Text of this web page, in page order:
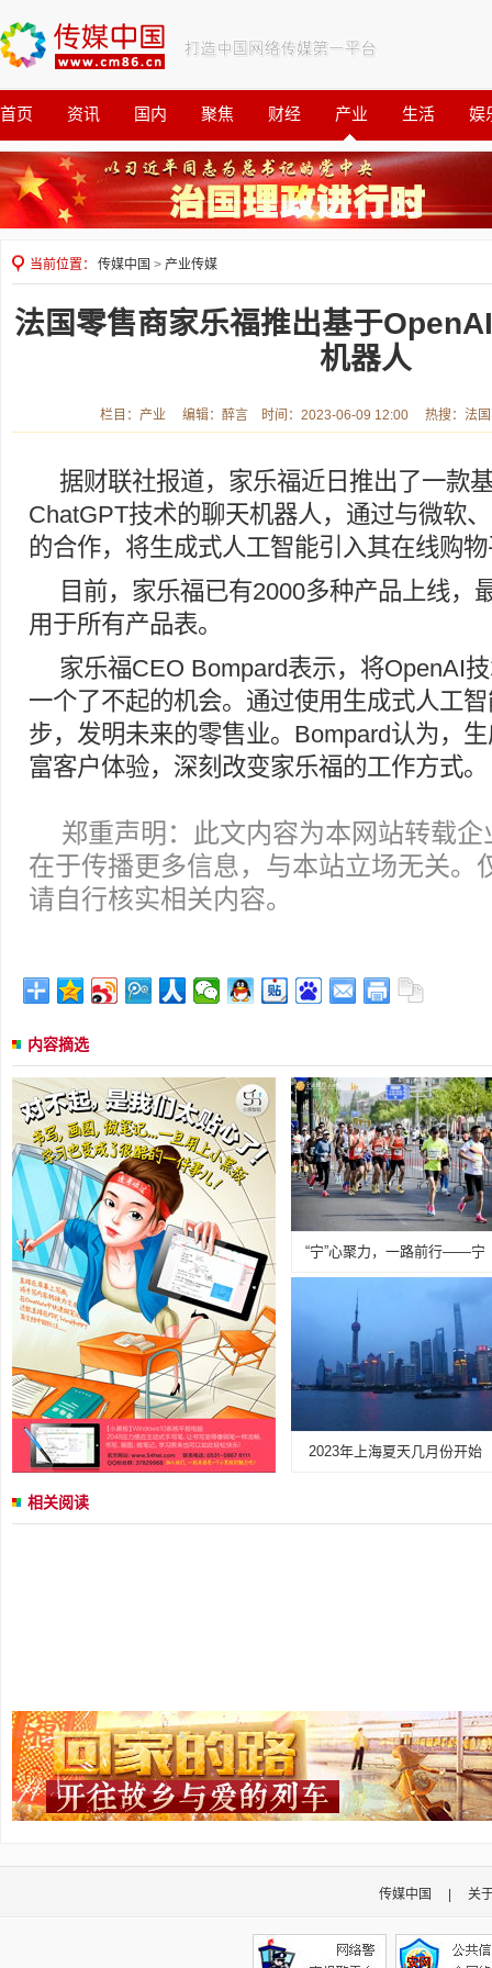
首页 资讯 国内 聚焦 财经 产业 生活 娱
观察 公益
当前位置： 传媒中国 > 产业传媒
法国零售商家乐福推出基于
机器人
栏目：产业 编辑：醉言 时间：2023-06-09 12:00 热搜：法
据财联社报道，家乐福近日推出了一款
ChatGPT技术的聊天机器人，通过与微软
的合作，将生成式人工智能引入其在线购
目前，家乐福已有2000多种产品上线，
用于所有产品表。
家乐福CEO Bompard表示，将OpenAI
一个了不起的机会。通过使用生成式人工
步，发明未来的零售业。Bompard认为，
富客户体验，深刻改变家乐福的工作方式。
郑重声明：此文内容为本网站转载
在于传播更多信息，与本站立场无关。
请自行核实相关内容。
内容摘选
“宁”心聚力，一路前行——宁
2023年上海夏天几月份开始
相关阅读
传媒中国 关